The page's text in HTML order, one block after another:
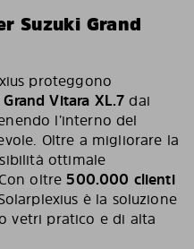
Suzuki Grand
proteggono
Vitara XL.7 dai
l’interno del
Oltre a migliorare la
ottimale
oltre500.000 clienti
è la soluzione
vetri pratico e di alta